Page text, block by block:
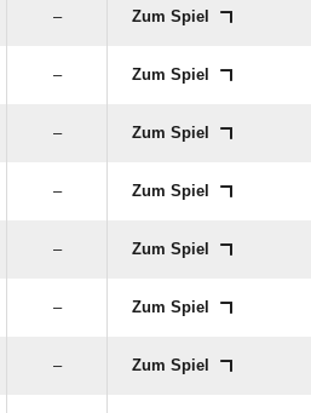
– Zum Spiel
– Zum Spiel
– Zum Spiel
– Zum Spiel
– Zum Spiel
– Zum Spiel
– Zum Spiel